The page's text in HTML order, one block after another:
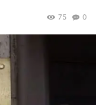
0
75